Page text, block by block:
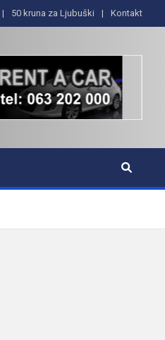
50 kruna za Ljubuški Kontakt